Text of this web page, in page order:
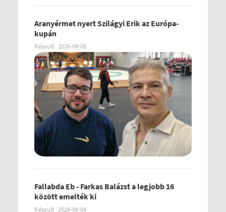
Aranyérmet nyert Szilágyi Erik az Európa-
kupán
Készült 2026-08-05
Fallabda Eb - Farkas Balázst a legjobb 16
között emelték ki
Készült 2026-08-04